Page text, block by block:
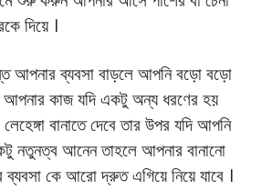
দিয়ে ।
আপনার ব্যবসা বাড়লে আপনি বড়ো বড়ো
আপনার কাজ যদি একটু অন্য ধরণের হয়
লেহেঙ্গা বানাতে দেবে তার উপর যদি আপনি
নতুনত্ব আনেন তাহলে আপনার বানানো
কে আরো দ্রুত এগিয়ে নিয়ে যাবে ।